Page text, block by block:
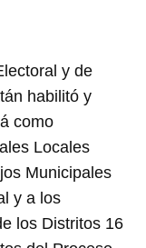
y de
habilitó y
como
Locales
Municipales
y a los
los Distritos 16